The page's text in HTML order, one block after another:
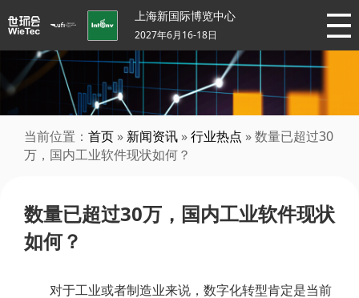
上海新国际博览中心
2027年6月16-18日
当前位置： 首页 » 新闻资讯 »行业热点 » 数量已超过30
万，国内工业软件现状如何？
数量已超过30万，国内工业软件现状
如何？
对于工业或者制造业来说，数字化转型肯定是当前